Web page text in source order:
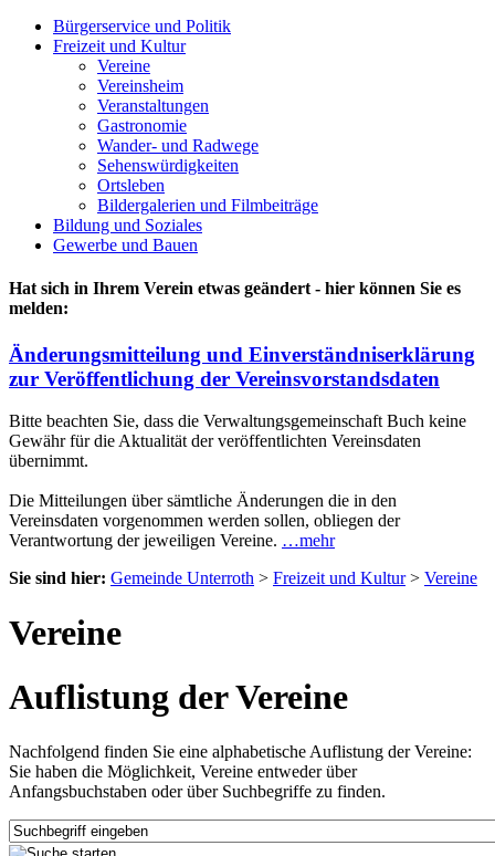
Bürgerservice und Politik
Freizeit und Kultur
Vereine
Vereinsheim
Veranstaltungen
Gastronomie
Wander- und Radwege
Sehenswürdigkeiten
Ortsleben
Bildergalerien und Filmbeiträge
Bildung und Soziales
Gewerbe und Bauen
Hat sich in Ihrem Verein etwas geändert - hier können Sie es
melden:
Änderungsmitteilung und Einverständniserklärung
zur Veröffentlichung der Vereinsvorstandsdaten
Bitte beachten Sie, dass die Verwaltungsgemeinschaft Buch keine
Gewähr für die Aktualität der veröffentlichten Vereinsdaten
übernimmt.
Die Mitteilungen über sämtliche Änderungen die in den
Vereinsdaten vorgenommen werden sollen, obliegen der
Verantwortung der jeweiligen Vereine. …mehr
Sie sind hier: Gemeinde Unterroth > Freizeit und Kultur> Vereine
Vereine
Auflistung der Vereine
Nachfolgend finden Sie eine alphabetische Auflistung der Vereine:
Sie haben die Möglichkeit, Vereine entweder über
Anfangsbuchstaben oder über Suchbegriffe zu finden.